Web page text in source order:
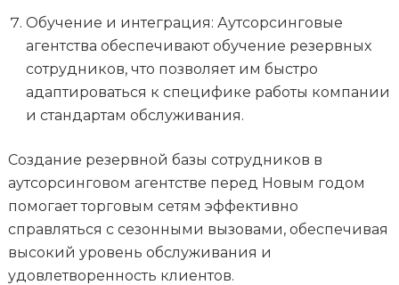
Обучение и интеграция: Аутсорсинговые
агентства обеспечивают обучение резервных
сотрудников, что позволяет им быстро
адаптироваться к специфике работы компании
и стандартам обслуживания.
Создание резервной базы сотрудников в
аутсорсинговом агентстве перед Новым годом
помогает торговым сетям эффективно
справляться с сезонными вызовами, обеспечивая
высокий уровень обслуживания и
удовлетворенность клиентов.